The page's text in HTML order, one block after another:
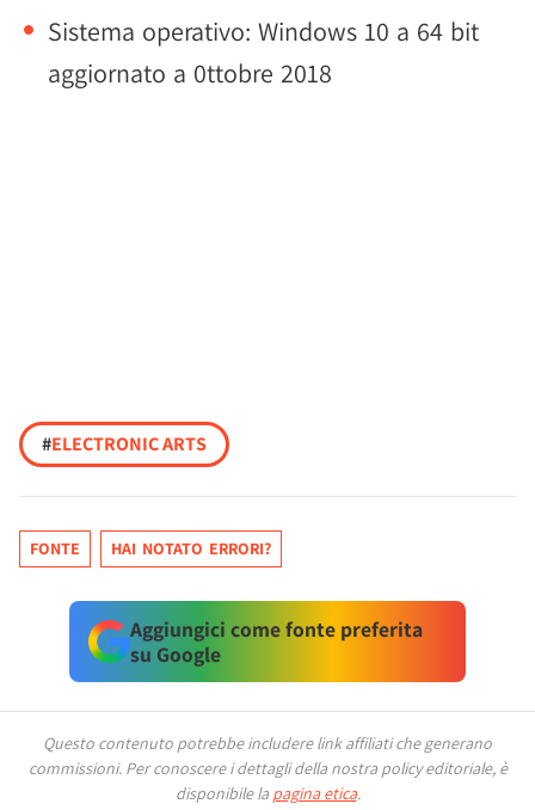
Sistema operativo: Windows 10 a 64 bit
aggiornato a 0ttobre 2018
#ELECTRONIC ARTS
FONTE HAI NOTATO ERRORI?
Aggiungici come fonte preferita
su Google
Questo contenuto potrebbe includere link affiliati che generano
commissioni. Per conoscere i dettagli della nostra policy editoriale, è
disponibile la pagina etica.